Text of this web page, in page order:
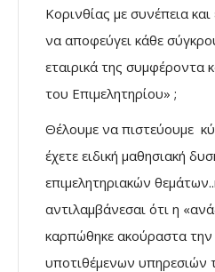
Κορινθίας με συνέπεια και
να αποφεύγει κάθε
εταιρικά της συμφέροντα
του Επιμελητηρίου» ;
Θέλουμε να πιστεύουμε
έχετε ειδική μαθησιακή
επιμελητηριακών
αντιλαμβάνεσαι ότι η
καρπώθηκε ακούραστα
υποτιθέμενων υπηρεσιών